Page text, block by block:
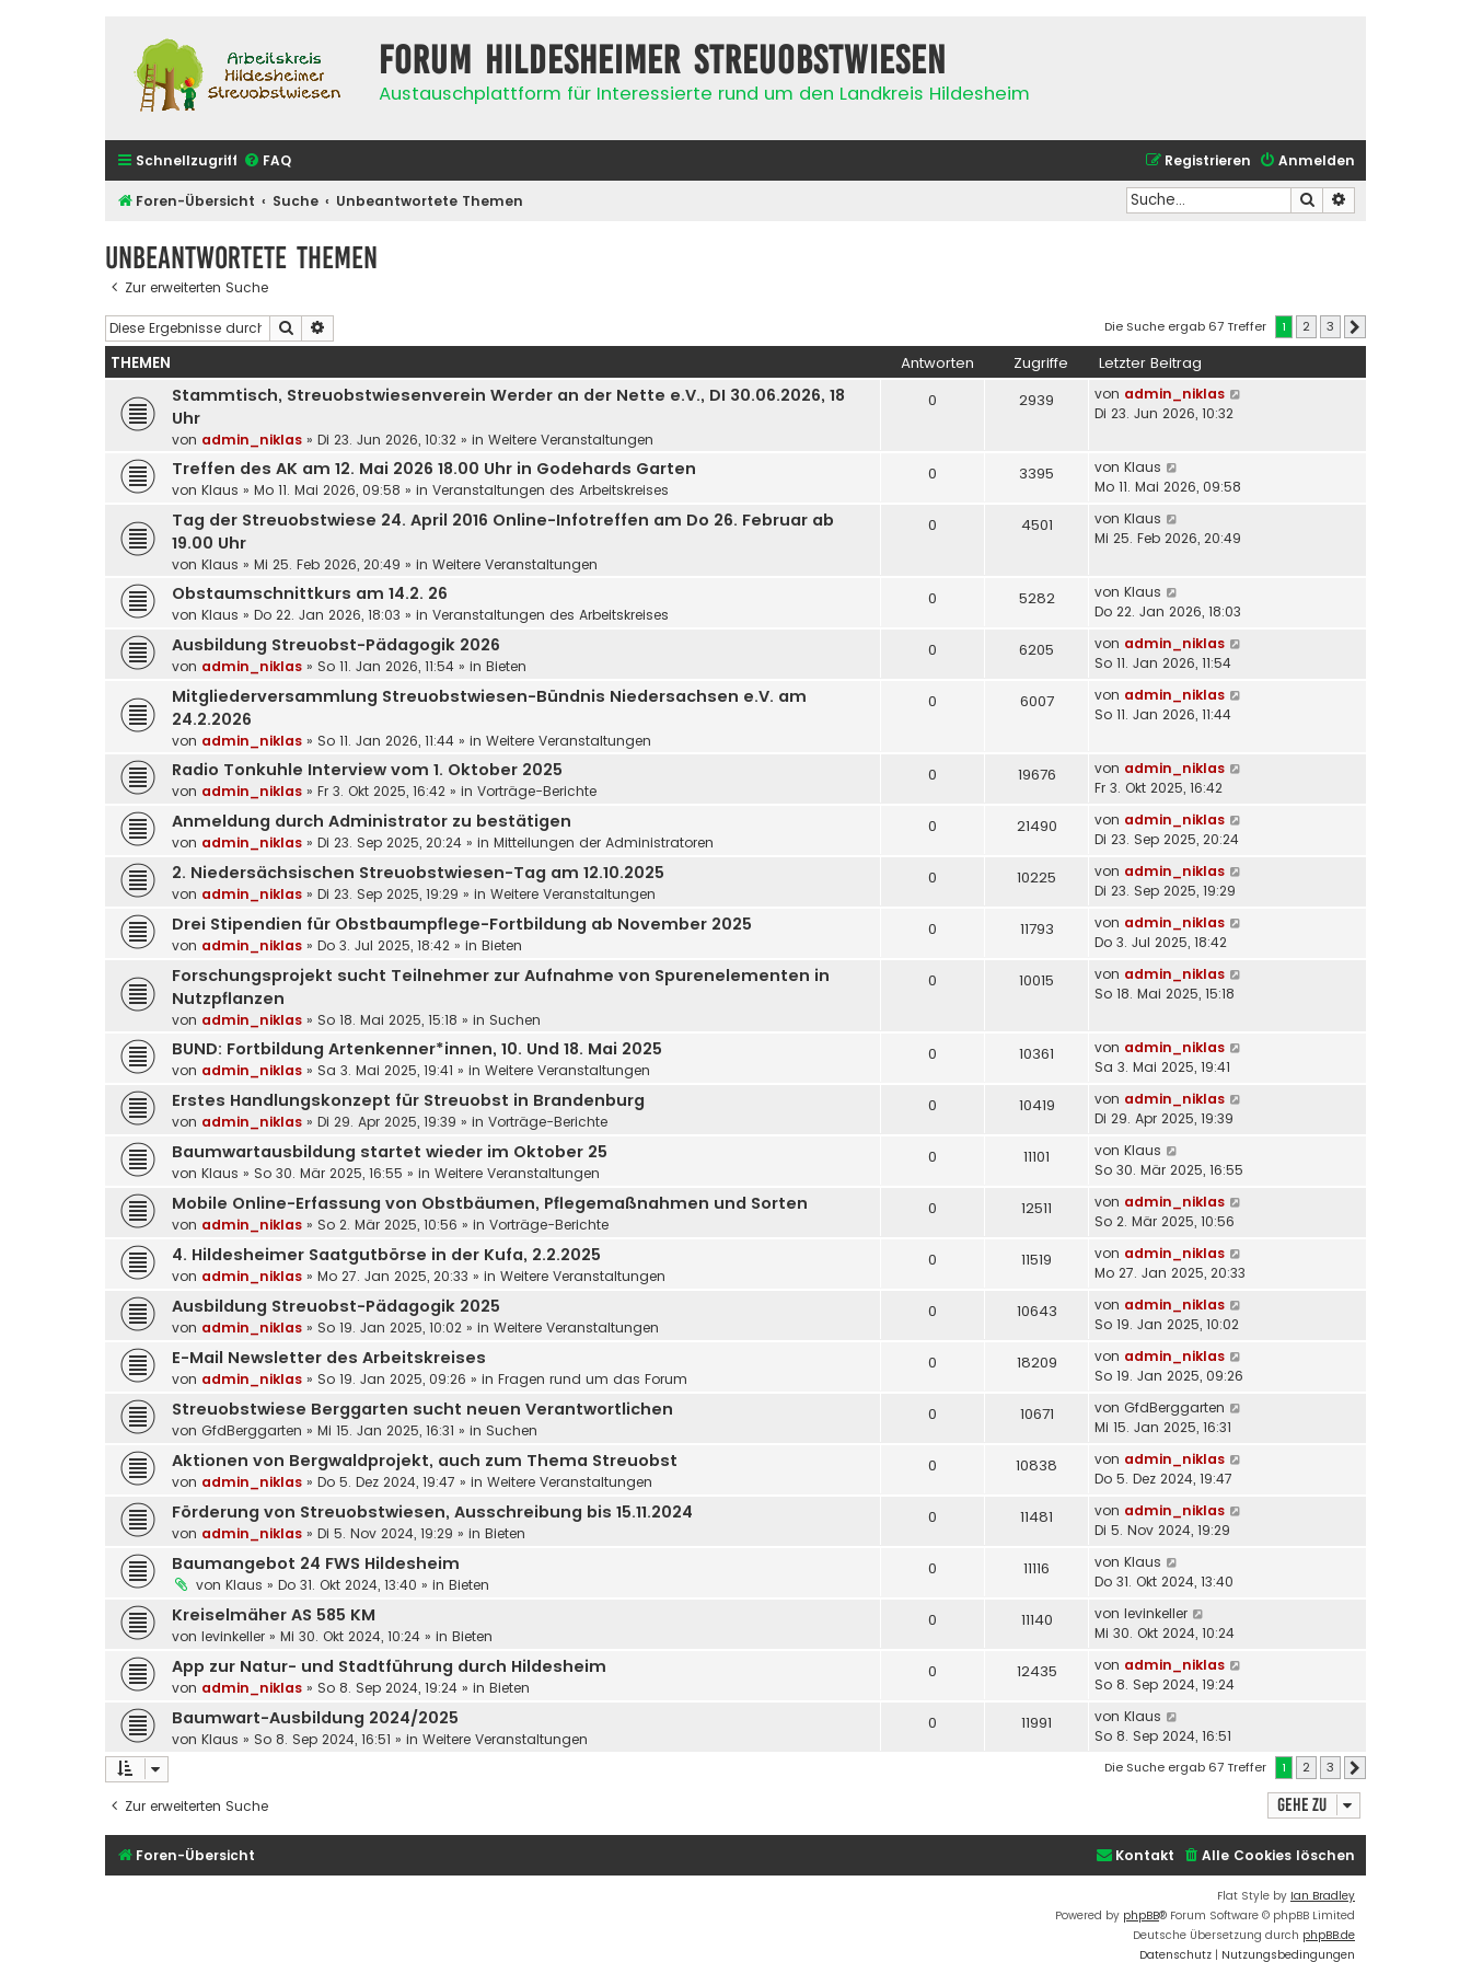
Forum Hildesheimer Streuobstwiesen
Austauschplattform für Interessierte rund um den Landkreis Hildesheim
Schnellzugriff FAQ Anmelden
Registrieren
Foren-Übersicht Suche Unbeantwortete Themen Suche
Unbeantwortete Themen
Zur erweiterten Suche
Suche Die Suche ergab 67 Treffer 1 2 3
THEMEN Antworten Zugriffe Letzter Beitrag
Stammtisch, Streuobstwiesenverein Werder an der Nette e.V., DI 30.06.2026, 18
Uhr
von admin_niklas » Di 23. Jun 2026, 10:32 » in Weitere Veranstaltungen
0 2939 von admin_niklas
Di 23. Jun 2026, 10:32
Treffen des AK am 12. Mai 2026 18.00 Uhr in Godehards Garten
von Klaus » Mo 11. Mai 2026, 09:58 » in Veranstaltungen des Arbeitskreises
0 3395 von Klaus
Mo 11. Mai 2026, 09:58
Tag der Streuobstwiese 24. April 2016 Online-Infotreffen am Do 26. Februar ab
19.00 Uhr
von Klaus » Mi 25. Feb 2026, 20:49 » in Weitere Veranstaltungen
0 4501 von Klaus
Mi 25. Feb 2026, 20:49
Obstaumschnittkurs am 14.2. 26
von Klaus » Do 22. Jan 2026, 18:03 » in Veranstaltungen des Arbeitskreises
0 5282 von Klaus
Do 22. Jan 2026, 18:03
Ausbildung Streuobst-Pädagogik 2026
von admin_niklas » So 11. Jan 2026, 11:54 » in Bieten
0 6205 von admin_niklas
So 11. Jan 2026, 11:54
Mitgliederversammlung Streuobstwiesen-Bündnis Niedersachsen e.V. am
24.2.2026
von admin_niklas » So 11. Jan 2026, 11:44 » in Weitere Veranstaltungen
0 6007 von admin_niklas
So 11. Jan 2026, 11:44
Radio Tonkuhle Interview vom 1. Oktober 2025
von admin_niklas » Fr 3. Okt 2025, 16:42 » in Vorträge-Berichte
0 19676 von admin_niklas
Fr 3. Okt 2025, 16:42
Anmeldung durch Administrator zu bestätigen
von admin_niklas » Di 23. Sep 2025, 20:24 » in Mitteilungen der Administratoren
0 21490 von admin_niklas
Di 23. Sep 2025, 20:24
2. Niedersächsischen Streuobstwiesen-Tag am 12.10.2025
von admin_niklas » Di 23. Sep 2025, 19:29 » in Weitere Veranstaltungen
0 10225 von admin_niklas
Di 23. Sep 2025, 19:29
Drei Stipendien für Obstbaumpflege-Fortbildung ab November 2025
von admin_niklas » Do 3. Jul 2025, 18:42 » in Bieten
0 11793 von admin_niklas
Do 3. Jul 2025, 18:42
Forschungsprojekt sucht Teilnehmer zur Aufnahme von Spurenelementen in
Nutzpflanzen
von admin_niklas » So 18. Mai 2025, 15:18 » in Suchen
0 10015 von admin_niklas
So 18. Mai 2025, 15:18
BUND: Fortbildung Artenkenner*innen, 10. Und 18. Mai 2025
von admin_niklas » Sa 3. Mai 2025, 19:41 » in Weitere Veranstaltungen
0 10361 von admin_niklas
Sa 3. Mai 2025, 19:41
Erstes Handlungskonzept für Streuobst in Brandenburg
von admin_niklas » Di 29. Apr 2025, 19:39 » in Vorträge-Berichte
0 10419 von admin_niklas
Di 29. Apr 2025, 19:39
Baumwartausbildung startet wieder im Oktober 25
von Klaus » So 30. Mär 2025, 16:55 » in Weitere Veranstaltungen
0 11101 von Klaus
So 30. Mär 2025, 16:55
Mobile Online-Erfassung von Obstbäumen, Pflegemaßnahmen und Sorten
von admin_niklas » So 2. Mär 2025, 10:56 » in Vorträge-Berichte
0 12511 von admin_niklas
So 2. Mär 2025, 10:56
4. Hildesheimer Saatgutbörse in der Kufa, 2.2.2025
von admin_niklas » Mo 27. Jan 2025, 20:33 » in Weitere Veranstaltungen
0 11519 von admin_niklas
Mo 27. Jan 2025, 20:33
Ausbildung Streuobst-Pädagogik 2025
von admin_niklas » So 19. Jan 2025, 10:02 » in Weitere Veranstaltungen
0 10643 von admin_niklas
So 19. Jan 2025, 10:02
E-Mail Newsletter des Arbeitskreises
von admin_niklas » So 19. Jan 2025, 09:26 » in Fragen rund um das Forum
0 18209 von admin_niklas
So 19. Jan 2025, 09:26
Streuobstwiese Berggarten sucht neuen Verantwortlichen
von GfdBerggarten » Mi 15. Jan 2025, 16:31 » in Suchen
0 10671 von GfdBerggarten
Mi 15. Jan 2025, 16:31
Aktionen von Bergwaldprojekt, auch zum Thema Streuobst
von admin_niklas » Do 5. Dez 2024, 19:47 » in Weitere Veranstaltungen
0 10838 von admin_niklas
Do 5. Dez 2024, 19:47
Förderung von Streuobstwiesen, Ausschreibung bis 15.11.2024
von admin_niklas » Di 5. Nov 2024, 19:29 » in Bieten
0 11481 von admin_niklas
Di 5. Nov 2024, 19:29
Baumangebot 24 FWS Hildesheim
von Klaus » Do 31. Okt 2024, 13:40 » in Bieten
0 11116 von Klaus
Do 31. Okt 2024, 13:40
Kreiselmäher AS 585 KM
von levinkeller » Mi 30. Okt 2024, 10:24 » in Bieten
0 11140 von levinkeller
Mi 30. Okt 2024, 10:24
App zur Natur- und Stadtführung durch Hildesheim
von admin_niklas » So 8. Sep 2024, 19:24 » in Bieten
0 12435 von admin_niklas
So 8. Sep 2024, 19:24
Baumwart-Ausbildung 2024/2025
von Klaus » So 8. Sep 2024, 16:51 » in Weitere Veranstaltungen
0 11991 von Klaus
So 8. Sep 2024, 16:51
Die Suche ergab 67 Treffer 1 2 3
Zur erweiterten Suche Gehe zu
Foren-Übersicht Alle Cookies löschen
Kontakt
Flat Style by Ian Bradley
Powered by phpBB® Forum Software © phpBB Limited
Deutsche Übersetzung durch phpBB.de
Datenschutz | Nutzungsbedingungen